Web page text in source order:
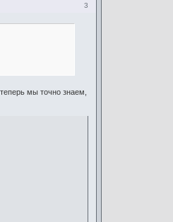
3
мы точно знаем,